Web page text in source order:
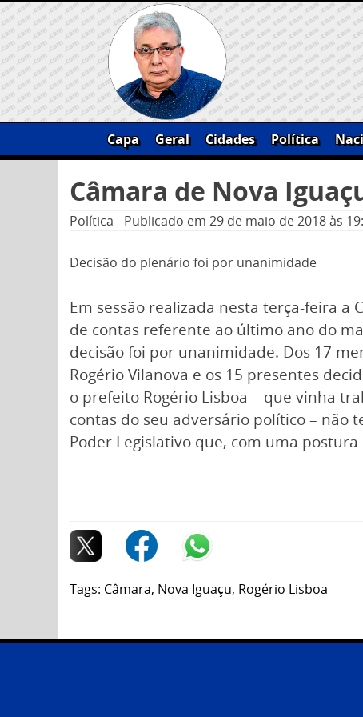
Skip
to
content
Capa Geral Cidades Política
por:
Câmara de Nova
Política - Publicado em 29 de maio de 2018às
Decisão do plenário foi por unanimidade
Em sessão realizada nesta terça-feira a
de contas referente ao último ano do
decisão foi por unanimidade. Dos 17
Rogério Vilanova e os 15 presentes
o prefeito Rogério Lisboa – que vinha
contas do seu adversário político – não
Poder Legislativo que, com uma
Tags: Câmara, Nova Iguaçu, Rogério Lisboa